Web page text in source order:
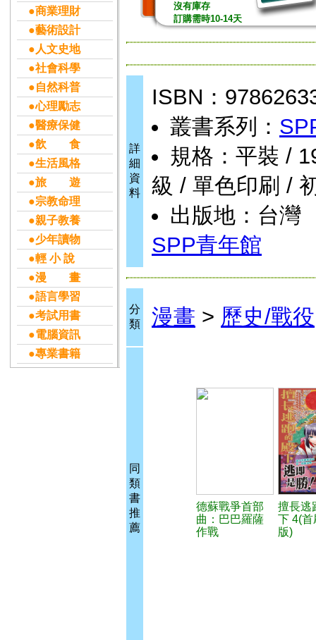
●商業理財
●藝術設計
●人文史地
●社會科學
●自然科普
●心理勵志
●醫療保健
●飲 食
●生活風格
●旅 遊
●宗教命理
●親子教養
●少年讀物
●輕 小 說
●漫 畫
●語言學習
●考試用書
●電腦資訊
●專業書籍
沒有庫存
訂購需時10-14天
詳
細
資
料
ISBN：
叢書系列：
規格：平裝 /
級 / 單色印刷 /
出版地：台灣
SPP青年館
分
類
漫畫 > 歷史/戰役
同
類
書
推
薦
德蘇戰爭首部
曲：巴巴羅薩
作戰
擅長逃
下 4(首
版)